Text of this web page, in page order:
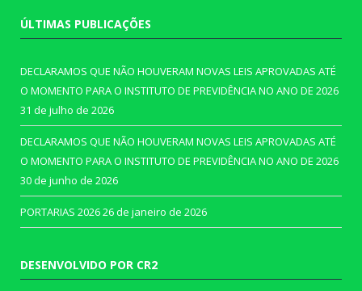
ÚLTIMAS PUBLICAÇÕES
DECLARAMOS QUE NÃO HOUVERAM NOVAS LEIS APROVADAS ATÉ
O MOMENTO PARA O INSTITUTO DE PREVIDÊNCIA NO ANO DE 2026
31 de julho de 2026
DECLARAMOS QUE NÃO HOUVERAM NOVAS LEIS APROVADAS ATÉ
O MOMENTO PARA O INSTITUTO DE PREVIDÊNCIA NO ANO DE 2026
30 de junho de 2026
PORTARIAS 202626 de janeiro de 2026
DESENVOLVIDO POR CR2